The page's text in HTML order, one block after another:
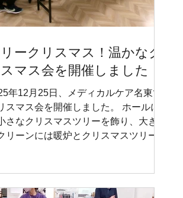
ークリスマス！温かなク
スマス会を開催しました
年12月25日、メディカルケア名東で
スマス会を開催しました。 ホールに
さなクリスマスツリーを飾り、大きな
リーンには暖炉とクリスマスツリーが
タートしました。